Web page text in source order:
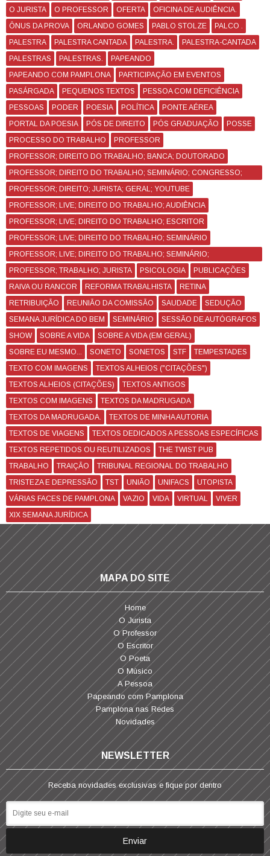
O JURISTA
O PROFESSOR OFERTA
OFICINA DE AUDIÊNCIA.
ÔNUS DA PROVA
ORLANDO GOMES PABLO STOLZE
PALCO .
PALESTRA
PALESTRA CANTADA PALESTRA.
PALESTRA-CANTADA
PALESTRAS
PALESTRAS.
PAPEANDO
PAPEANDO COM PAMPLONA
PARTICIPAÇÃO EM EVENTOS
PASÁRGADA
PEQUENOS TEXTOS
PESSOA COM DEFICIÊNCIA
PESSOAS
PODER POESIA POLÍTICA
PONTE AÉREA
PORTAL DA POESIA
PÓS DE DIREITO PÓS GRADUAÇÃO
POSSE
PROCESSO DO TRABALHO
PROFESSOR
PROFESSOR; DIREITO DO TRABALHO; BANCA; DOUTORADO
PROFESSOR; DIREITO DO TRABALHO; SEMINÁRIO; CONGRESSO;
CURSO
PROFESSOR; DIREITO; JURISTA; GERAL; YOUTUBE
PROFESSOR; LIVE; DIREITO DO TRABALHO; AUDIÊNCIA
PROFESSOR; LIVE; DIREITO DO TRABALHO; ESCRITOR
PROFESSOR; LIVE; DIREITO DO TRABALHO; SEMINÁRIO
PROFESSOR; LIVE; DIREITO DO TRABALHO; SEMINÁRIO;
CONGRESSO
PROFESSOR; TRABALHO; JURISTA PSICOLOGIA
PUBLICAÇÕES
RAIVA OU RANCOR
REFORMA TRABALHISTA
RETINA
RETRIBUIÇÃO
REUNIÃO DA COMISSÃO SAUDADE
SEDUÇÃO
SEMANA JURÍDICA DO BEM
SEMINÁRIO
SESSÃO DE AUTÓGRAFOS
SHOW
SOBRE A VIDA
SOBRE A VIDA (EM GERAL)
SOBRE EU MESMO...
SONETO SONETOS STF
TEMPESTADES
TEXTO COM IMAGENS
TEXTOS ALHEIOS ("CITAÇÕES")
TEXTOS ALHEIOS (CITAÇÕES)
TEXTOS ANTIGOS
TEXTOS COM IMAGENS
TEXTOS DA MADRUGADA
TEXTOS DA MADRUGADA.
TEXTOS DE MINHA AUTORIA
TEXTOS DE VIAGENS
TEXTOS DEDICADOS A PESSOAS ESPECÍFICAS
TEXTOS REPETIDOS OU REUTILIZADOS
THE TWIST PUB
TRABALHO
TRAIÇÃO
TRIBUNAL REGIONAL DO TRABALHO
TRISTEZA E DEPRESSÃO
TST UNIÃO UNIFACS
UTOPISTA
VÁRIAS FACES DE PAMPLONA
VAZIO VIDA VIRTUAL
VIVER
XIX SEMANA JURÍDICA
MAPA DO SITE
Home
O Jurista
O Professor
O Escritor
O Poeta
O Músico
A Pessoa
Papeando com Pamplona
Pamplona nas Redes
Novidades
NEWSLETTER
Receba novidades exclusivas e fique por dentro